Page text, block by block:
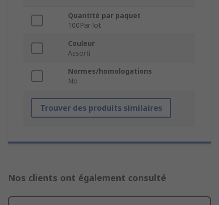
Quantité par paquet
100Par lot
Couleur
Assorti
Normes/homologations
No
Trouver des produits similaires
Nos clients ont également consulté